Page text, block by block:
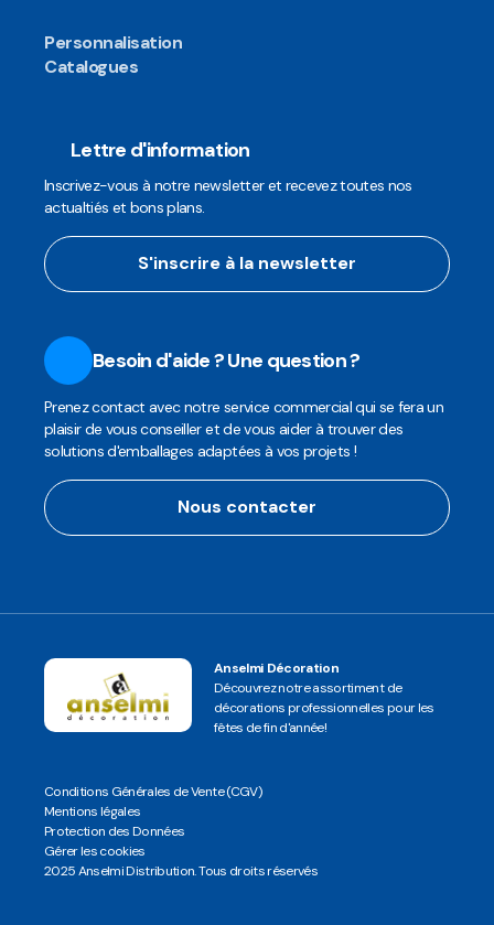
Personnalisation
Catalogues
Lettre d'information
Inscrivez-vous à notre newsletter et recevez toutes nos
actualtiés et bons plans.
S'inscrire à la newsletter
Besoin d'aide ? Une question ?
Prenez contact avec notre service commercial qui se fera un
plaisir de vous conseiller et de vous aider à trouver des
solutions d'emballages adaptées à vos projets !
Nous contacter
Anselmi Décoration
Découvrez notre assortiment de
décorations professionnelles pour les
fêtes de fin d'année!
Conditions Générales de Vente (CGV)
Mentions légales
Protection des Données
Gérer les cookies
2025 Anselmi Distribution. Tous droits réservés